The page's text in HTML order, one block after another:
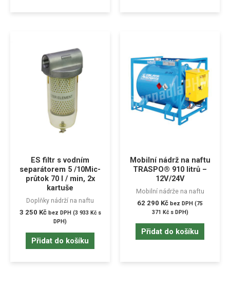
ES filtr s vodním
separátorem 5 /10Mic-
průtok 70 l / min, 2x
kartuše
Doplňky nádrží na naftu
3 250 Kč bez DPH (3 933 Kčs
DPH)
Přidat do košíku
Mobilní nádrž na naftu
TRASPO® 910 litrů –
12V/24V
Mobilní nádrže na naftu
62 290 Kč bez DPH (75
371 Kčs DPH)
Přidat do košíku